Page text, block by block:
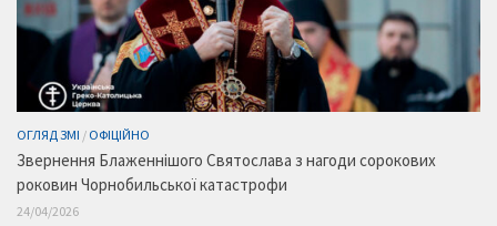
ОГЛЯД ЗМІ / ОФІЦІЙНО
Звернення Блаженнішого Святослава з нагоди сорокових
роковин Чорнобильської катастрофи
24/04/2026